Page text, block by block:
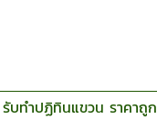
รับทำปฏิทินแขวน ราคาถูก